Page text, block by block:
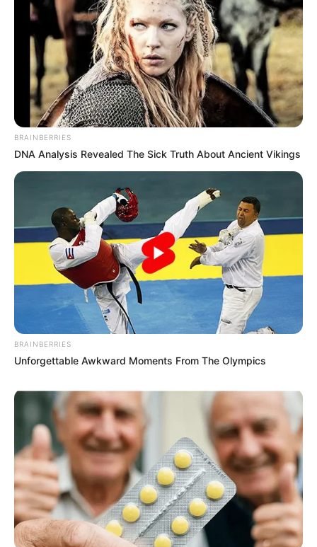
BRAINBERRIES
DNA Analysis Revealed The Sick Truth About Ancient Vikings
BRAINBERRIES
Unforgettable Awkward Moments From The Olympics